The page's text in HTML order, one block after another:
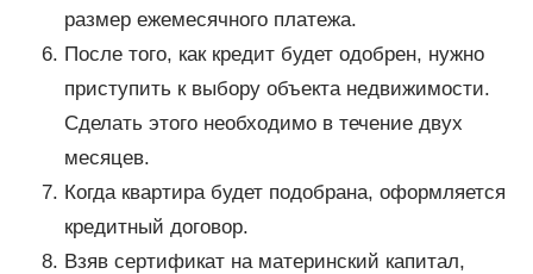
размер ежемесячного платежа.
После того, как кредит будет одобрен, нужно
приступить к выбору объекта недвижимости.
Сделать этого необходимо в течение двух
месяцев.
Когда квартира будет подобрана, оформляется
кредитный договор.
Взяв сертификат на материнский капитал,